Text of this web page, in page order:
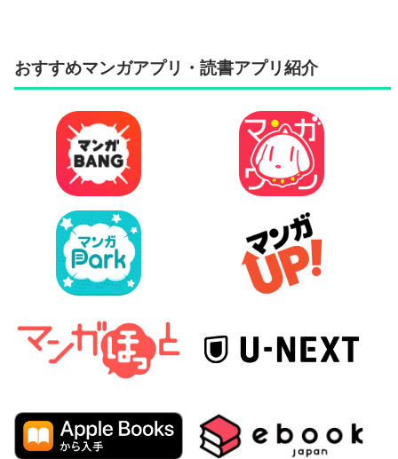
おすすめマンガアプリ・読書アプリ紹介